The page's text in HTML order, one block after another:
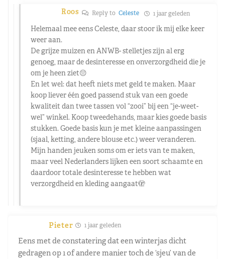
Roos Reply to Celeste 1 jaar geleden
Helemaal mee eens Celeste, daar stoor ik mij elke keer
weer aan.
De grijze muizen en ANWB- stelletjes zijn al erg
genoeg, maar de desinteresse en onverzorgdheid die je
om je heen ziet😔
En let wel: dat heeft niets met geld te maken. Maar
koop liever één goed passend stuk van een goede
kwaliteit dan twee tassen vol “zooi” bij een “je-weet-
wel” winkel. Koop tweedehands, maar kies goede basis
stukken. Goede basis kun je met kleine aanpassingen
(sjaal, ketting, andere blouse etc.) weer veranderen.
Mijn handen jeuken soms om er iets van te maken,
maar veel Nederlanders lijken een soort schaamte en
daardoor totale desinteresse te hebben wat
verzorgdheid en kleding aangaat🫣
Pieter 1 jaar geleden
Eens met de constatering dat een winterjas dicht
gedragen op 1 of andere manier toch de ‘sjeu’ van de